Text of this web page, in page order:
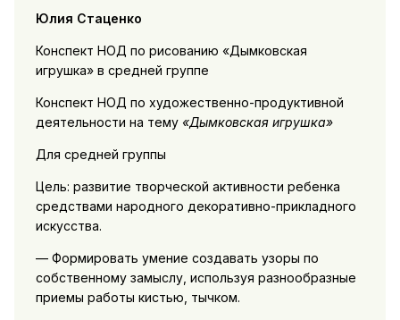
Юлия Стаценко
Конспект НОД по рисованию «Дымковская
игрушка» в средней группе
Конспект НОД по художественно-продуктивной
деятельности на тему «Дымковская игрушка»
Для средней группы
Цель: развитие творческой активности ребенка
средствами народного декоративно-прикладного
искусства.
— Формировать умение создавать узоры по
собственному замыслу, используя разнообразные
приемы работы кистью, тычком.